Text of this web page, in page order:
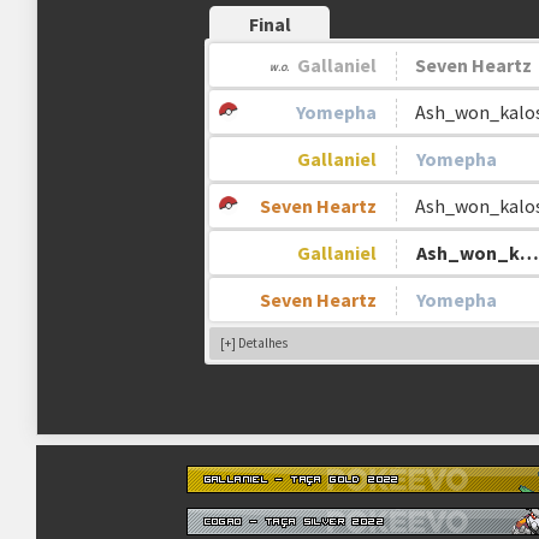
Pontuação e Critérios de Desempate:
Final
Gallaniel
Seven Heartz
Yomepha
Gallaniel
Yomepha
Seven Heartz
Gallaniel
Ash_won_kalos
Seven Heartz
Yomepha
[+] Detalhes